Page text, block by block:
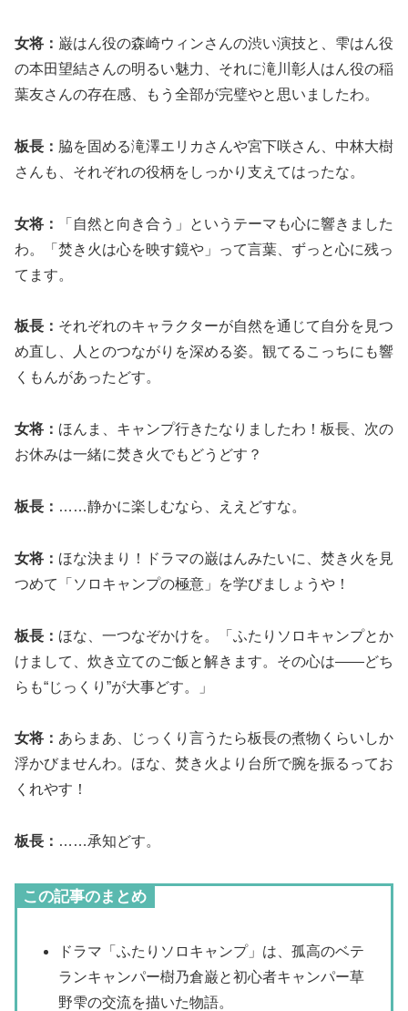
女将： 巌はん役の森崎ウィンさんの渋い演技と、雫はん役
の本田望結さんの明るい魅力、それに滝川彰人はん役の稲
葉友さんの存在感、もう全部が完璧やと思いましたわ。
板長： 脇を固める滝澤エリカさんや宮下咲さん、中林大樹
さんも、それぞれの役柄をしっかり支えてはったな。
女将：
「自然と向き合う」というテーマも心に響きました
わ。「焚き火は心を映す鏡や」って言葉、ずっと心に残っ
てます。
板長： それぞれのキャラクターが自然を通じて自分を見つ
め直し、人とのつながりを深める姿。観てるこっちにも響
くもんがあったどす。
女将： ほんま、キャンプ行きたなりましたわ！板長、次の
お休みは一緒に焚き火でもどうどす？
板長： ……静かに楽しむなら、ええどすな。
女将： ほな決まり！ドラマの巌はんみたいに、焚き火を見
つめて「ソロキャンプの極意」を学びましょうや！
板長： ほな、一つなぞかけを。「ふたりソロキャンプとか
けまして、炊き立てのご飯と解きます。その心は――どち
らも“じっくり”が大事どす。」
女将： あらまあ、じっくり言うたら板長の煮物くらいしか
浮かびませんわ。ほな、焚き火より台所で腕を振るってお
くれやす！
板長： ……承知どす。
この記事のまとめ
ドラマ「ふたりソロキャンプ」は、孤高のベテ
ランキャンパー樹乃倉巌と初心者キャンパー草
野雫の交流を描いた物語。